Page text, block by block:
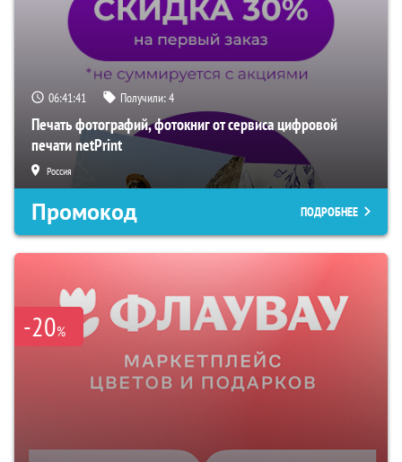
06:41:40 Получили:4
Печать фотографий, фотокниг от сервиса цифровой
печати netPrint
Россия
Промокод ПОДРОБНЕЕ
-20%